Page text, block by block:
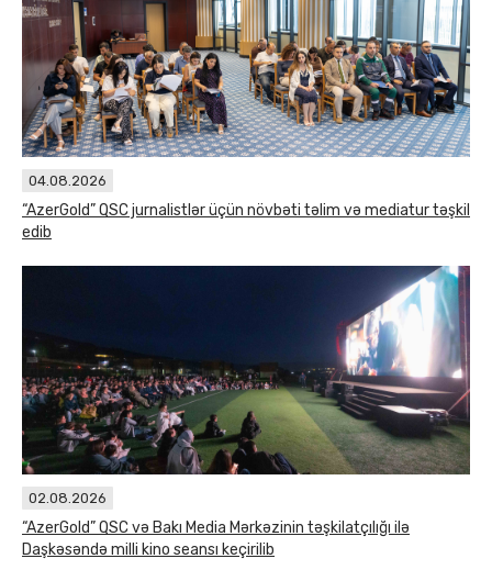
04.08.2026
“AzerGold” QSC jurnalistlər üçün növbəti təlim və mediatur təşkil
edib
02.08.2026
“AzerGold” QSC və Bakı Media Mərkəzinin təşkilatçılığı ilə
Daşkəsəndə milli kino seansı keçirilib